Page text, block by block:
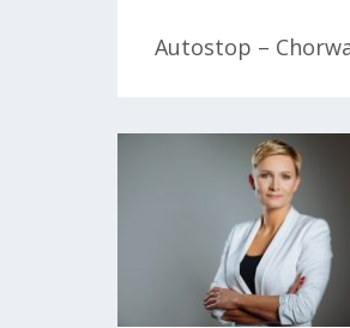
Autostop –